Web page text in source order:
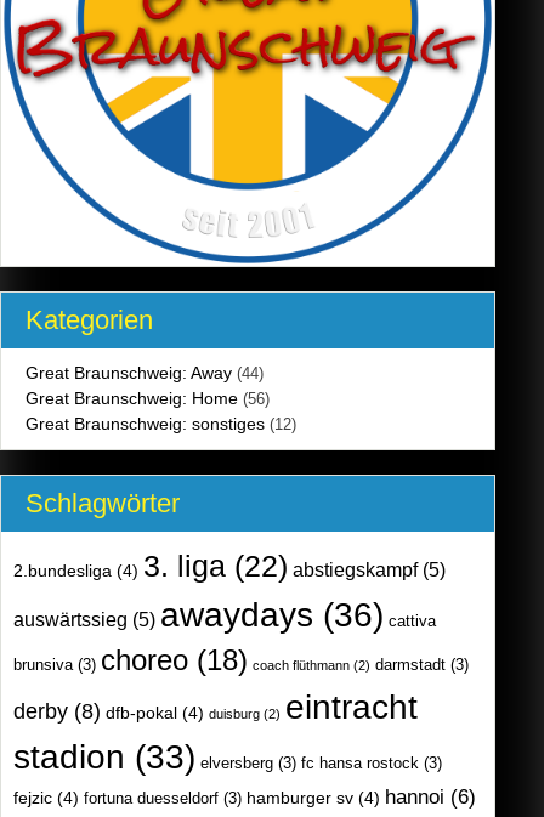
Kategorien
Great Braunschweig: Away (44)
Great Braunschweig: Home (56)
Great Braunschweig: sonstiges (12)
Schlagwörter
2.bundesliga (4) 3. liga (22) abstiegskampf(5)
auswärtssieg (5) awaydays (36) cattiva
brunsiva(3) choreo (18) coach flüthmann (2) darmstadt (3)
derby (8) dfb-pokal (4) duisburg (2) eintracht
stadion (33) elversberg (3) fc hansa rostock (3)
fejzic (4) fortuna duesseldorf (3) hamburger sv (4) hannoi (6)